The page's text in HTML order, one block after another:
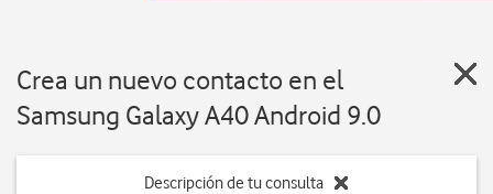
Crea un nuevo contacto en el
Samsung Galaxy A40 Android 9.0
Descripción de tu consulta